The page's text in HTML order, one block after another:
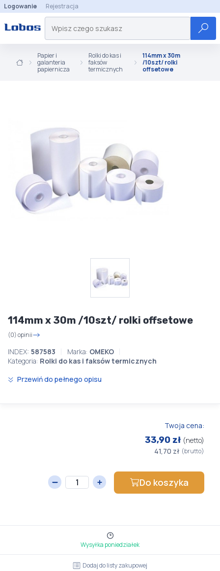
Logowanie Rejestracja
Papier i
galanteria
papiernicza
Rolki do kas i
faksów
termicznych
114mm x 30m
/10szt/ rolki
offsetowe
114mm x 30m /10szt/ rolki offsetowe
(0) opinii
INDEX: 587583 Marka: OMEKO
Kategoria: Rolki do kas i faksów termicznych
Przewiń do pełnego opisu
Twoja cena:
33,90 zł (netto)
41,70 zł (brutto)
Do koszyka
Wysyłka poniedziałek
Dodaj do listy zakupowej